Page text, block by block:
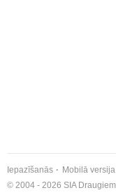
Iepazīšanās Mobilā versija
© 2004 - 2026 SIA Draugiem